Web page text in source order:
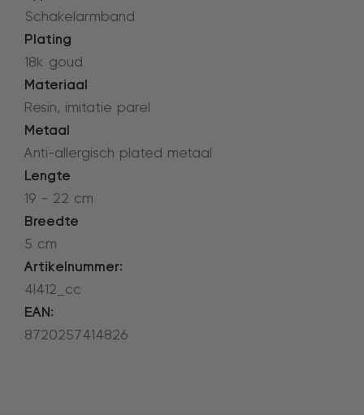
Schakelarmband
Plating
18k goud
Materiaal
Resin, imitatie parel
Metaal
Anti-allergisch plated metaal
Lengte
19 - 22 cm
Breedte
5 cm
Artikelnummer:
4l412_cc
EAN:
8720257414826